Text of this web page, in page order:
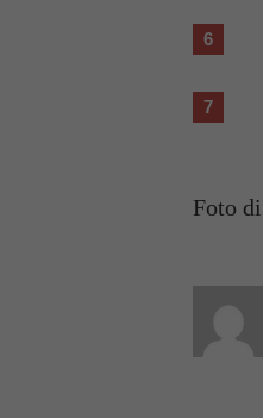
Foto di